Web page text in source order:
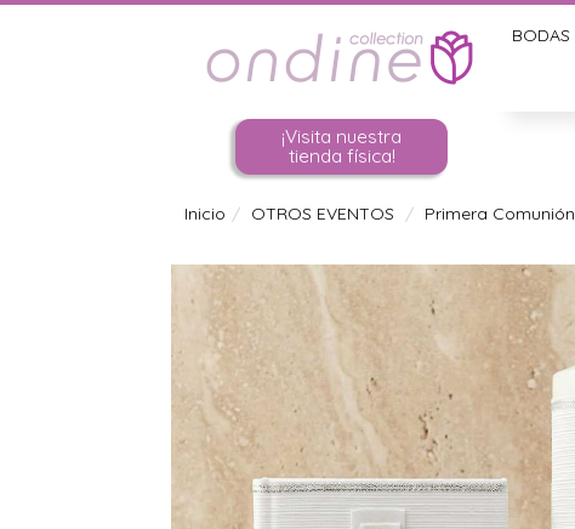
BODAS
¡Visita nuestra
tienda física!
Inicio OTROS EVENTOS Primera Comunión